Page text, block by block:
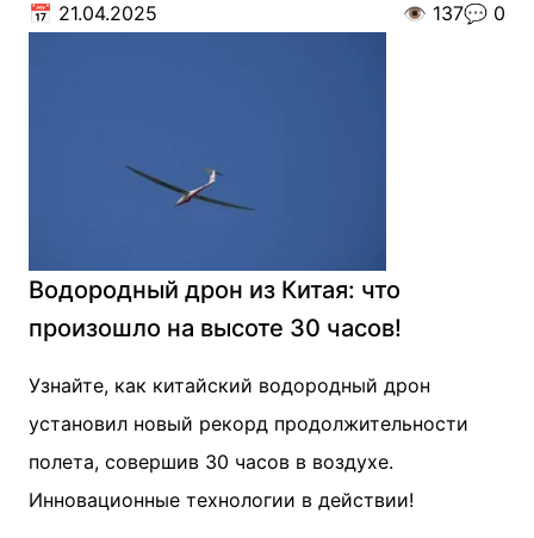
📅 21.04.2025 👁️ 137💬 0
Водородный дрон из Китая: что
произошло на высоте 30 часов!
Узнайте, как китайский водородный дрон
установил новый рекорд продолжительности
полета, совершив 30 часов в воздухе.
Инновационные технологии в действии!